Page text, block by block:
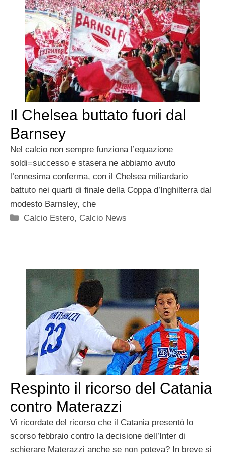
Il Chelsea buttato fuori dal
Barnsey
Nel calcio non sempre funziona l’equazione
soldi=successo e stasera ne abbiamo avuto
l’ennesima conferma, con il Chelsea miliardario
battuto nei quarti di finale della Coppa d’Inghilterra dal
modesto Barnsley, che
Categorie
Calcio Estero, Calcio News
Respinto il ricorso del Catania
contro Materazzi
Vi ricordate del ricorso che il Catania presentò lo
scorso febbraio contro la decisione dell’Inter di
schierare Materazzi anche se non poteva? In breve si